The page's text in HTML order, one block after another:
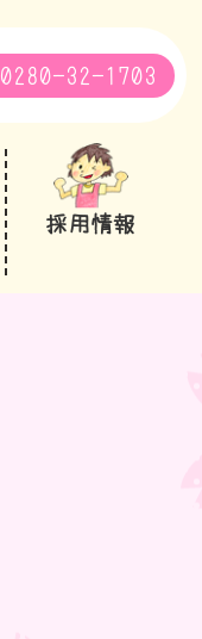
採用情報
0280-32-1703